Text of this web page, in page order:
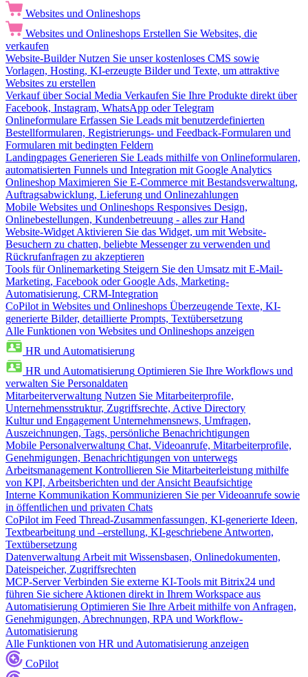
Websites und Onlineshops
Websites und Onlineshops Erstellen Sie Websites, die
verkaufen
Website-Builder Nutzen Sie unser kostenloses CMS sowie
Vorlagen, Hosting, KI-erzeugte Bilder und Texte, um attraktive
Websites zu erstellen
Verkauf über Social Media Verkaufen Sie Ihre Produkte direkt über
Facebook, Instagram, WhatsApp oder Telegram
Onlineformulare Erfassen Sie Leads mit benutzerdefinierten
Bestellformularen, Registrierungs- und Feedback-Formularen und
Formularen mit bedingten Feldern
Landingpages Generieren Sie Leads mithilfe von Onlineformularen,
automatisierten Funnels und Integration mit Google Analytics
Onlineshop Maximieren Sie E-Commerce mit Bestandsverwaltung,
Auftragsabwicklung, Lieferung und Onlinezahlungen
Mobile Websites und Onlineshops Responsives Design,
Onlinebestellungen, Kundenbetreuung - alles zur Hand
Website-Widget Aktivieren Sie das Widget, um mit Website-
Besuchern zu chatten, beliebte Messenger zu verwenden und
Rückrufanfragen zu akzeptieren
Tools für Onlinemarketing Steigern Sie den Umsatz mit E-Mail-
Marketing, Facebook oder Google Ads, Marketing-
Automatisierung, CRM-Integration
CoPilot in Websites und Onlineshops Überzeugende Texte, KI-
generierte Bilder, detaillierte Prompts, Textübersetzung
Alle Funktionen von Websites und Onlineshops anzeigen
HR und Automatisierung
HR und Automatisierung Optimieren Sie Ihre Workflows und
verwalten Sie Personaldaten
Mitarbeiterverwaltung Nutzen Sie Mitarbeiterprofile,
Unternehmensstruktur, Zugriffsrechte, Active Directory
Kultur und Engagement Unternehmensnews, Umfragen,
Auszeichnungen, Tags, persönliche Benachrichtigungen
Mobile Personalverwaltung Chat, Videoanrufe, Mitarbeiterprofile,
Genehmigungen, Benachrichtigungen von unterwegs
Arbeitsmanagement Kontrollieren Sie Mitarbeiterleistung mithilfe
von KPI, Arbeitsberichten und der Ansicht Beaufsichtige
Interne Kommunikation Kommunizieren Sie per Videoanrufe sowie
in öffentlichen und privaten Chats
CoPilot im Feed Thread-Zusammenfassungen, KI-generierte Ideen,
Textbearbeitung und –erstellung, KI-geschriebene Antworten,
Textübersetzung
Datenverwaltung Arbeit mit Wissensbasen, Onlinedokumenten,
Dateispeicher, Zugriffsrechten
MCP-Server Verbinden Sie externe KI-Tools mit Bitrix24 und
führen Sie sichere Aktionen direkt in Ihrem Workspace aus
Automatisierung Optimieren Sie Ihre Arbeit mithilfe von Anfragen,
Genehmigungen, Abrechnungen, RPA und Workflow-
Automatisierung
Alle Funktionen von HR und Automatisierung anzeigen
CoPilot